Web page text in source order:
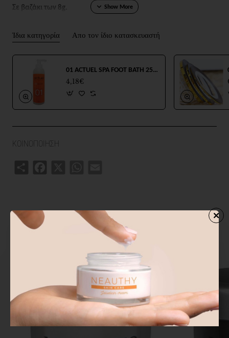
Σε βαζάκι των 8g.
Ίδια κατηγορία Απο τον ίδιο κατασκευαστή
01 ACTUEL SPA FOOT BATH 250ml
4,18€
ΚΟΙΝΟΠΟΙΗΣΗ
ΣΧΕΤΙΚΑ ΠΡΟΙΟΝΤΑ ΑΓΟΡΑΣΑΝ ΕΠΙΣΗΣ